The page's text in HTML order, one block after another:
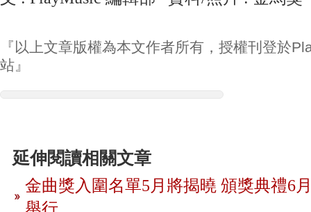
『以上文章版權為本文作者所有，授權刊登於
站』
延伸閱讀相關文章
金曲獎入圍名單5月將揭曉 頒獎典禮6
舉行